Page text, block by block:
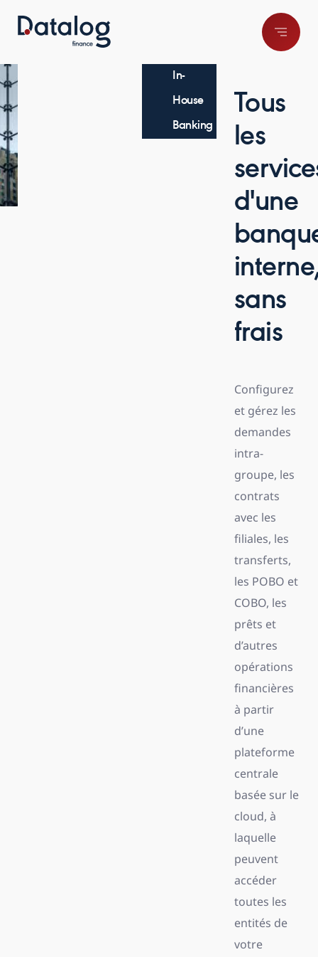
Tous
les
d'une
sans
frais
Configurez
et gérez les
demandes
intra-
groupe, les
contrats
avec les
filiales, les
transferts,
les POBO et
COBO, les
prêts et
d’autres
opérations
financières
à partir
d’une
plateforme
centrale
basée sur le
cloud, à
laquelle
peuvent
accéder
toutes les
entités de
votre
In-
House
Banking